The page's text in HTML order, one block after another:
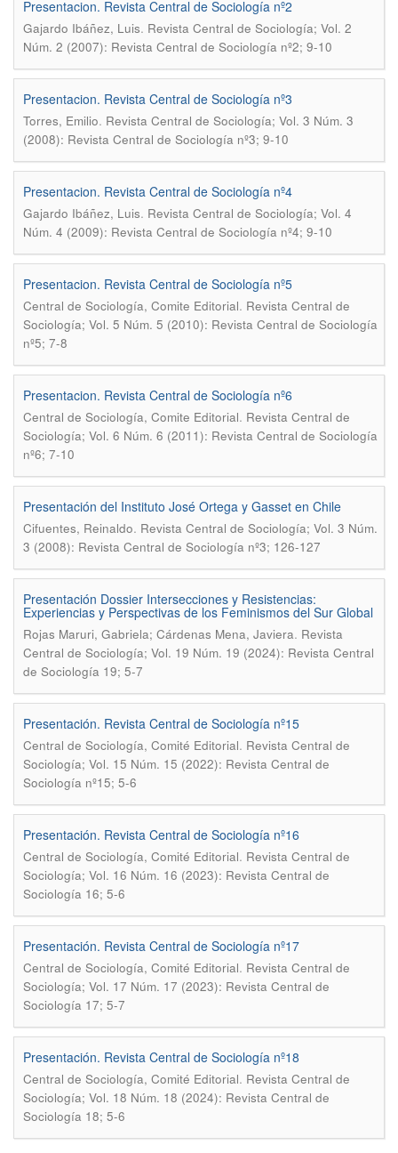
Presentacion. Revista Central de Sociología nº2
Gajardo Ibáñez, Luis. Revista Central de Sociología; Vol. 2
Núm. 2 (2007): Revista Central de Sociología nº2; 9-10
Presentacion. Revista Central de Sociología nº3
Torres, Emilio. Revista Central de Sociología; Vol. 3 Núm. 3
(2008): Revista Central de Sociología nº3; 9-10
Presentacion. Revista Central de Sociología nº4
Gajardo Ibáñez, Luis. Revista Central de Sociología; Vol. 4
Núm. 4 (2009): Revista Central de Sociología nº4; 9-10
Presentacion. Revista Central de Sociología nº5
Central de Sociología, Comite Editorial. Revista Central de
Sociología; Vol. 5 Núm. 5 (2010): Revista Central de Sociología
nº5; 7-8
Presentacion. Revista Central de Sociología nº6
Central de Sociología, Comite Editorial. Revista Central de
Sociología; Vol. 6 Núm. 6 (2011): Revista Central de Sociología
nº6; 7-10
Presentación del Instituto José Ortega y Gasset en Chile
Cifuentes, Reinaldo. Revista Central de Sociología; Vol. 3 Núm.
3 (2008): Revista Central de Sociología nº3; 126-127
Presentación Dossier Intersecciones y Resistencias:
Experiencias y Perspectivas de los Feminismos del Sur Global
Rojas Maruri, Gabriela; Cárdenas Mena, Javiera. Revista
Central de Sociología; Vol. 19 Núm. 19 (2024): Revista Central
de Sociología 19; 5-7
Presentación. Revista Central de Sociología nº15
Central de Sociología, Comité Editorial. Revista Central de
Sociología; Vol. 15 Núm. 15 (2022): Revista Central de
Sociología nº15; 5-6
Presentación. Revista Central de Sociología nº16
Central de Sociología, Comité Editorial. Revista Central de
Sociología; Vol. 16 Núm. 16 (2023): Revista Central de
Sociología 16; 5-6
Presentación. Revista Central de Sociología nº17
Central de Sociología, Comité Editorial. Revista Central de
Sociología; Vol. 17 Núm. 17 (2023): Revista Central de
Sociología 17; 5-7
Presentación. Revista Central de Sociología nº18
Central de Sociología, Comité Editorial. Revista Central de
Sociología; Vol. 18 Núm. 18 (2024): Revista Central de
Sociología 18; 5-6